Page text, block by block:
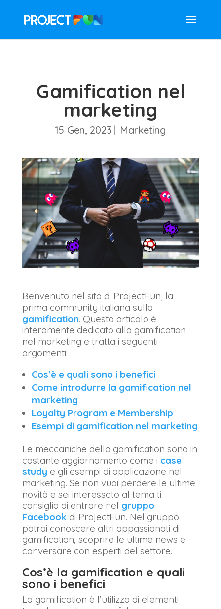
Gamification nel
marketing
15 Gen, 2023 | Marketing
Benvenuto nel sito di ProjectFun, la
prima community italiana sulla
gamification. Questo articolo è
interamente dedicato alla gamification
nel marketing e tratta i seguenti
argomenti:
Cos’è e quali sono i benefici
Come introdurre la gamification nel
marketing
Loyalty Program e Membership
Esempi di gamification nel marketing
Le meccaniche della gamification sono in
costante aggiornamento come i case
study e gli esempi di applicazione nel
marketing. Se non vuoi perdere le ultime
novità e sei interessato al tema ti
consiglio di entrare nel gruppo
Facebook di ProjectFun. Nel gruppo
potrai conoscere altri appassionati di
gamification, scoprire le ultime news e
conversare con esperti del settore.
Cos’è la gamification e quali
sono i benefici
La gamification è l’utilizzo di elementi